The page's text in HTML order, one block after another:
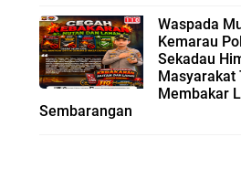
Waspada
Kemarau
Sekadau
Masyarakat
Membakar
Sembarangan